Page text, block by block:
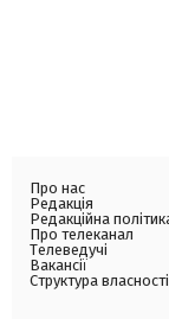
Про нас
Редакція
Редакційна
Про телеканал
Телеведучі
Вакансії
Структура власності